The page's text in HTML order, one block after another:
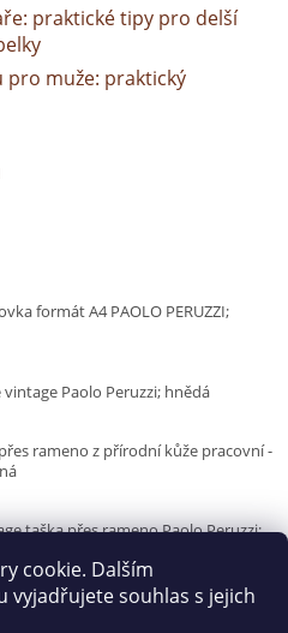
cookie. Dalším
vyjadřujete souhlas s jejich
praktické tipy pro delší
pro muže: praktický
formát A4 PAOLO PERUZZI;
Paolo Peruzzi; hnědá
rameno z přírodní kůže pracovní -
taška přes rameno Paolo Peruzzi;